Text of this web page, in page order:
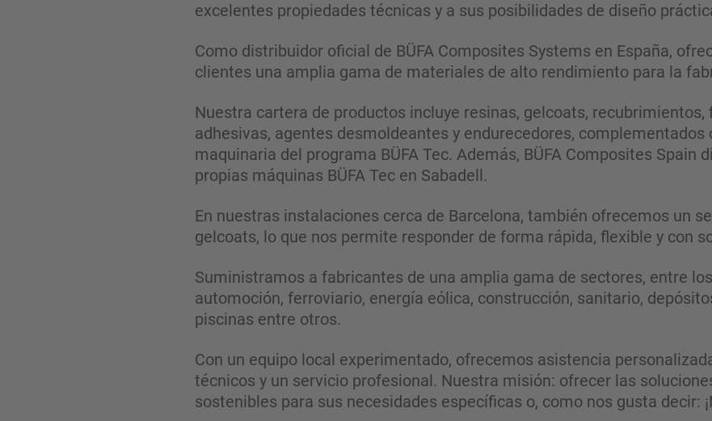
excelentes propiedades técnicas y a sus posibilidades de diseño
Como distribuidor oficial de BÜFA Composites Systems en España,
clientes una amplia gama de materiales de alto rendimiento para la
Nuestra cartera de productos incluye resinas, gelcoats,
adhesivas, agentes desmoldeantes y endurecedores, complementados
maquinaria del programa BÜFA Tec. Además, BÜFA Composites Spain
propias máquinas BÜFA Tec en Sabadell.
En nuestras instalaciones cerca de Barcelona, también ofrecemos un
gelcoats, lo que nos permite responder de forma rápida, flexible y con
Suministramos a fabricantes de una amplia gama de sectores, entre
automoción, ferroviario, energía eólica, construcción, sanitario,
piscinas entre otros.
Con un equipo local experimentado, ofrecemos asistencia
técnicos y un servicio profesional. Nuestra misión: ofrecer las
sostenibles para sus necesidades específicas o, como nos gusta decir: